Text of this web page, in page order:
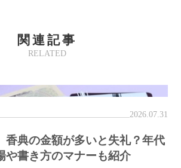
RELATED
関連記事
2026.07.31
香典の金額が多いと失礼？年代
や書き方のマナーも紹介